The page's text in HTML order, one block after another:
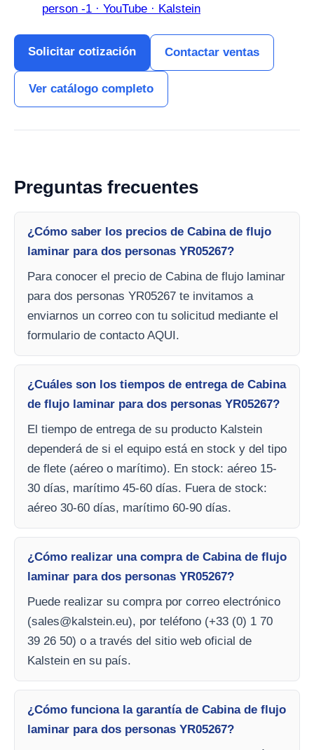
person -1 · YouTube · Kalstein
Solicitar cotización Contactar ventas
Ver catálogo completo
Preguntas frecuentes
¿Cómo saber los precios de Cabina de flujo
laminar para dos personas YR05267?
Para conocer el precio de Cabina de flujo laminar
para dos personas YR05267 te invitamos a
enviarnos un correo con tu solicitud mediante el
formulario de contacto AQUI.
¿Cuáles son los tiempos de entrega de Cabina
de flujo laminar para dos personas YR05267?
El tiempo de entrega de su producto Kalstein
dependerá de si el equipo está en stock y del tipo
de flete (aéreo o marítimo). En stock: aéreo 15-
30 días, marítimo 45-60 días. Fuera de stock:
aéreo 30-60 días, marítimo 60-90 días.
¿Cómo realizar una compra de Cabina de flujo
laminar para dos personas YR05267?
Puede realizar su compra por correo electrónico
(sales@kalstein.eu), por teléfono (+33 (0) 1 70
39 26 50) o a través del sitio web oficial de
Kalstein en su país.
¿Cómo funciona la garantía de Cabina de flujo
laminar para dos personas YR05267?